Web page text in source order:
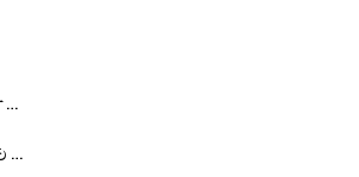
…
…